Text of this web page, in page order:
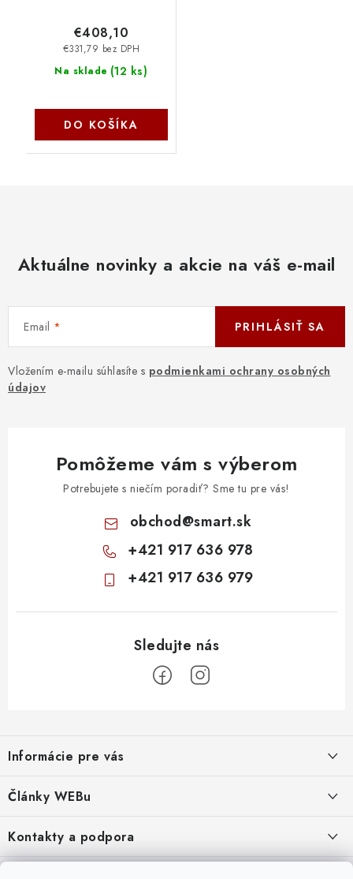
Na sklade (12 ks)
€331,79 bez DPH
€408,10
DO KOŠÍKA
Aktuálne novinky a akcie na váš e-mail
Email
Vložením e-mailu súhlasíte s podmienkami ochrany osobných
údajov
PRIHLÁSIŤ SA
Pomôžeme vám s výberom
Potrebujete s niečím poradiť? Sme tu pre vás!
obchod@smart.sk
+421 917 636 978
+421 917 636 979
p
ä
e
Informácie pre vás
Obchodné podmienky
Moja objednávka
Články WEBu
Dôležité oznamy
16.6.2026
Kontakty a podpora